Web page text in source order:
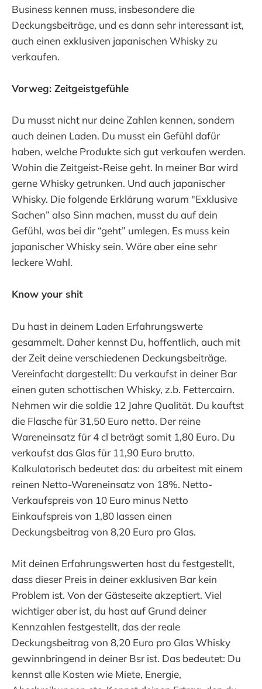
Business kennen muss, insbesondere die
Deckungsbeiträge, und es dann sehr interessant ist,
auch einen exklusiven japanischen Whisky zu
verkaufen.
Vorweg: Zeitgeistgefühle
Du musst nicht nur deine Zahlen kennen, sondern
auch deinen Laden. Du musst ein Gefühl dafür
haben, welche Produkte sich gut verkaufen werden.
Wohin die Zeitgeist-Reise geht. In meiner Bar wird
gerne Whisky getrunken. Und auch japanischer
Whisky. Die folgende Erklärung warum "Exklusive
Sachen” also Sinn machen, musst du auf dein
Gefühl, was bei dir “geht” umlegen. Es muss kein
japanischer Whisky sein. Wäre aber eine sehr
leckere Wahl.
Know your shit
Du hast in deinem Laden Erfahrungswerte
gesammelt. Daher kennst Du, hoffentlich, auch mit
der Zeit deine verschiedenen Deckungsbeiträge.
Vereinfacht dargestellt: Du verkaufst in deiner Bar
einen guten schottischen Whisky, z.b. Fettercairn.
Nehmen wir die soldie 12 Jahre Qualität. Du kauftst
die Flasche für 31,50 Euro netto. Der reine
Wareneinsatz für 4 cl beträgt somit 1,80 Euro. Du
verkaufst das Glas für 11,90 Euro brutto.
Kalkulatorisch bedeutet das: du arbeitest mit einem
reinen Netto-Wareneinsatz von 18%. Netto-
Verkaufspreis von 10 Euro minus Netto
Einkaufspreis von 1,80 lassen einen
Deckungsbeitrag von 8,20 Euro pro Glas.
Mit deinen Erfahrungswerten hast du festgestellt,
dass dieser Preis in deiner exklusiven Bar kein
Problem ist. Von der Gästeseite akzeptiert. Viel
wichtiger aber ist, du hast auf Grund deiner
Kennzahlen festgestellt, das der reale
Deckungsbeitrag von 8,20 Euro pro Glas Whisky
gewinnbringend in deiner Bsr ist. Das bedeutet: Du
kennst alle Kosten wie Miete, Energie,